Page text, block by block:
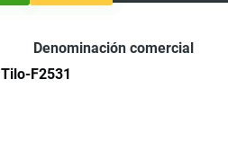
Denominación comercial
Tilo-F2531